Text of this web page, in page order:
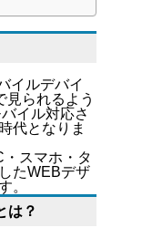
イルデバイ
見られるよう
イル対応さ
代となりま
スマホ・タ
たWEBデザ
。
は？